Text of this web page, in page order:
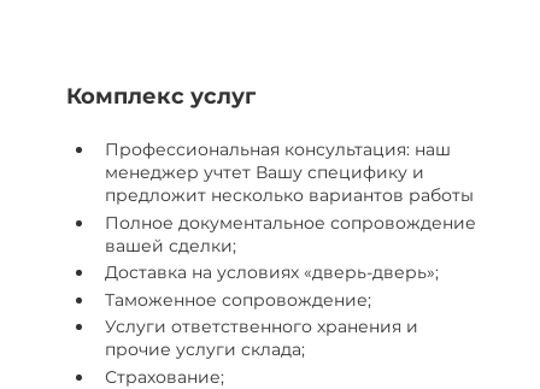
Комплекс услуг
Профессиональная консультация: наш
менеджер учтет Вашу специфику и
предложит несколько вариантов работы
Полное документальное сопровождение
вашей сделки;
Доставка на условиях «дверь-дверь»;
Таможенное сопровождение;
Услуги ответственного хранения и
прочие услуги склада;
Страхование;